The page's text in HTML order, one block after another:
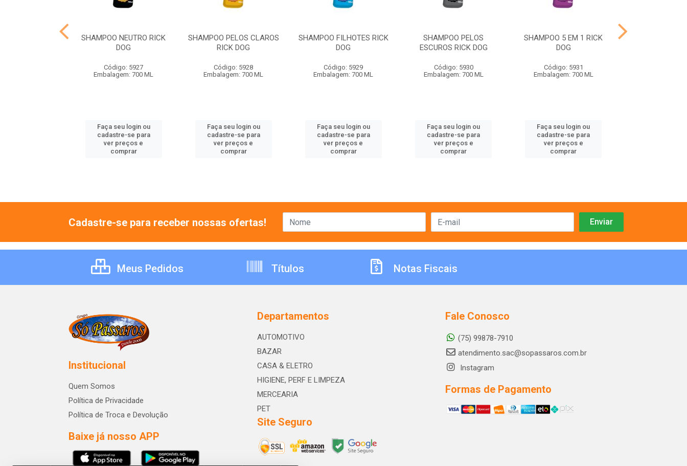
SHAMPOO NEUTRO RICK
DOG
Código: 5927
Embalagem: 700 ML
Faça seu login ou
cadastre-se para
ver preços e
comprar
SHAMPOO PELOS CLAROS
RICK DOG
Código: 5928
Embalagem: 700 ML
Faça seu login ou
cadastre-se para
ver preços e
comprar
SHAMPOO FILHOTES RICK
DOG
Código: 5929
Embalagem: 700 ML
Faça seu login ou
cadastre-se para
ver preços e
comprar
SHAMPOO PELOS
ESCUROS RICK DOG
Código: 5930
Embalagem: 700 ML
Faça seu login ou
cadastre-se para
ver preços e
comprar
SHAMPOO 5 EM 1 RICK
DOG
Código: 5931
Embalagem: 700 ML
Faça seu login ou
cadastre-se para
ver preços e
comprar
Cadastre-se para receber nossas ofertas!
Meus Pedidos Títulos Notas Fiscais
Institucional
Quem Somos
Política de Privacidade
Política de Troca e Devolução
Baixe já nosso APP
Departamentos
AUTOMOTIVO
BAZAR
CASA & ELETRO
HIGIENE, PERF E LIMPEZA
MERCEARIA
PET
Site Seguro
Fale Conosco
(75) 99878-7910
atendimento.sac@sopassaros.com.br
Instagram
Formas de Pagamento